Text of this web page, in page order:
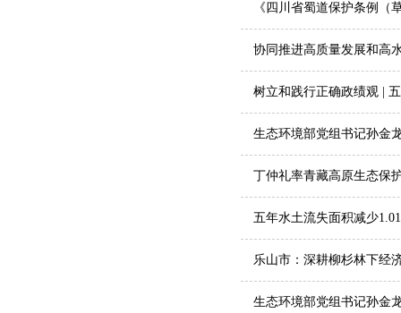
《四川省蜀道保护条例（
协同推进高质量发展和高
树立和践行正确政绩观 |
生态环境部党组书记孙金
丁仲礼率青藏高原生态保
五年水土流失面积减少
乐山市：深耕柳杉林下经
生态环境部党组书记孙金